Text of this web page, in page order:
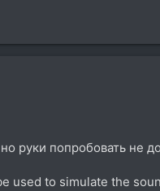
руки попробовать не
used to simulate the